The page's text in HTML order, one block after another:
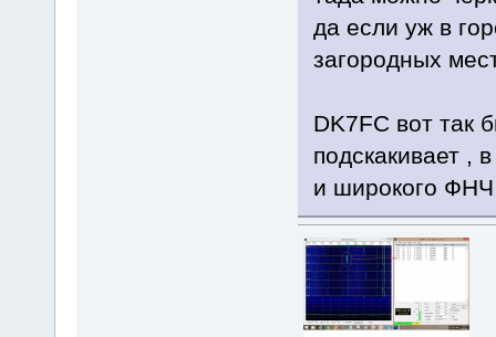
да если уж в
загородных
DK7FC вот так
подскакивает
и широкого ФНЧ